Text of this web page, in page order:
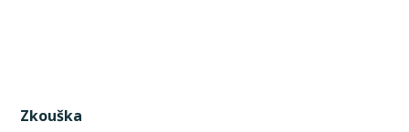
Zkouška